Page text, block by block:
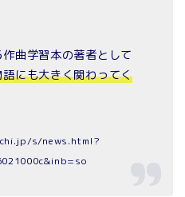
曲学習本の著者として
語にも大きく関わってく
s/news.html?